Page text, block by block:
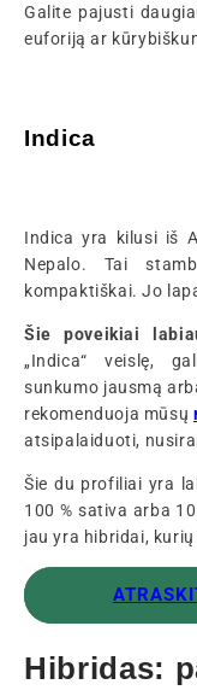
Galite pajusti
euforiją ar
Indica
Indica yra kilusi iš
Nepalo. Tai
kompaktiškai. Jo
Šie poveikiai
„Indica“ veislę,
sunkumo jausmą
rekomenduoja mūsų
atsipalaiduoti,
Šie du profiliai yra
100 % sativa arba
jau yra hibridai,
Hibridas: